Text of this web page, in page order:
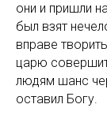
они и пришли
был взят
вправе
царю
людям шанс
оставил Богу.